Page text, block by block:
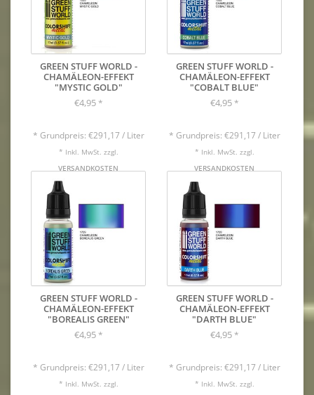
GREEN STUFF WORLD -
CHAMÄLEON-EFFEKT
"MYSTIC GOLD"
€4,95 *
* Grundpreis: €291,17 / Liter
* Inkl. MwSt. zzgl.
VERSANDKOSTEN
GREEN STUFF WORLD -
CHAMÄLEON-EFFEKT
"COBALT BLUE"
€4,95 *
* Grundpreis: €291,17 / Liter
* Inkl. MwSt. zzgl.
VERSANDKOSTEN
GREEN STUFF WORLD -
CHAMÄLEON-EFFEKT
"BOREALIS GREEN"
€4,95 *
* Grundpreis: €291,17 / Liter
* Inkl. MwSt. zzgl.
GREEN STUFF WORLD -
CHAMÄLEON-EFFEKT
"DARTH BLUE"
€4,95 *
* Grundpreis: €291,17 / Liter
* Inkl. MwSt. zzgl.